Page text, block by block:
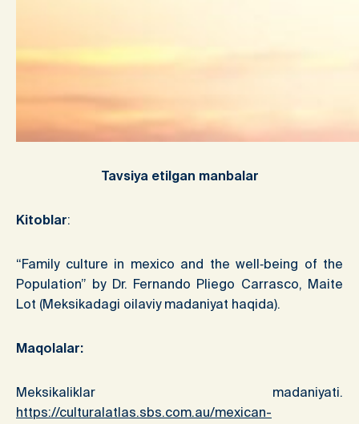
Tavsiya etilgan manbalar
Kitoblar:
“Family culture in mexico and the well‐being of the
Population” by Dr. Fernando Pliego Carrasco, Maite
Lot (Meksikadagi oilaviy madaniyat haqida).
Maqolalar:
Meksikaliklar madaniyati.
https://culturalatlas.sbs.com.au/mexican-